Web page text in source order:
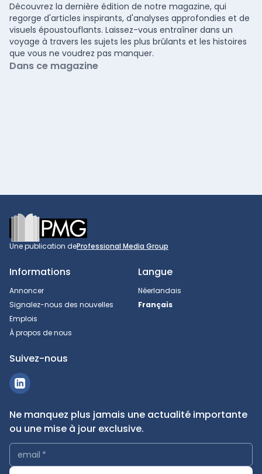
Découvrez la dernière édition de notre magazine, qui
regorge d'articles inspirants, d'analyses approfondies et de
visuels époustouflants. Laissez-vous entraîner dans un
voyage à travers les sujets les plus brûlants et les histoires
que vous ne voudrez pas manquer.
Dans ce magazine
Footer
Une publication deProfessional Media Group
Informations
Annoncer
Signalez-nous des nouvelles
Emplois
À propos de nous
Langue
Néerlandais
Français
Suivez-nous
Ne manquez plus jamais une actualité importante
ou une mise à jour exclusive.
email *